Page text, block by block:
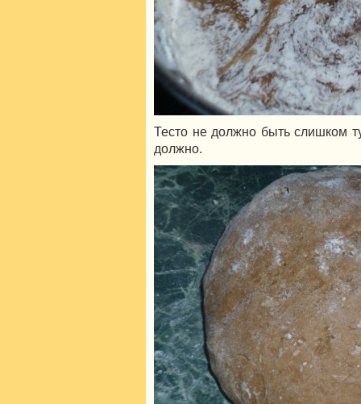
Тесто не должно быть слишком
должно.